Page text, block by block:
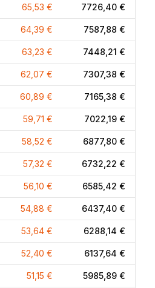
65,53 € 7726,40 €
64,39 € 7587,88 €
63,23 € 7448,21 €
62,07 € 7307,38 €
60,89 € 7165,38 €
59,71 € 7022,19 €
58,52 € 6877,80 €
57,32 € 6732,22 €
56,10 € 6585,42 €
54,88 € 6437,40 €
53,64 € 6288,14 €
52,40 € 6137,64 €
51,15 € 5985,89 €